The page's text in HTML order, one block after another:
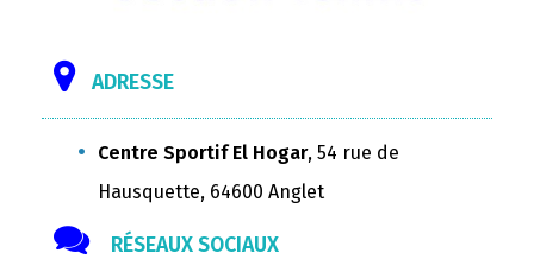
ADRESSE
Centre Sportif El Hogar, 54 rue de
Hausquette, 64600 Anglet
RÉSEAUX SOCIAUX